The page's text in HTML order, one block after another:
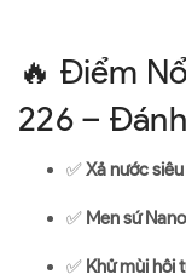
🔥 Điểm
226 –
✅Xả nước
✅ Men sứ
✅ Khử mùi hôi